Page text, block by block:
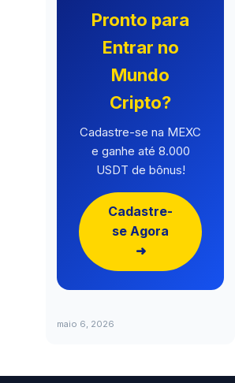
Pronto para
Entrar no
Mundo
Cripto?
Cadastre-se na MEXC
e ganhe até 8.000
USDT de bônus!
Cadastre-
se Agora
➜
maio 6, 2026